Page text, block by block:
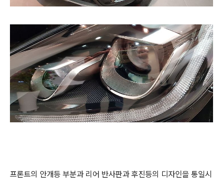
프론트의 안개등 부분과 리어 반사판과 후진등의 디자인을 통일시